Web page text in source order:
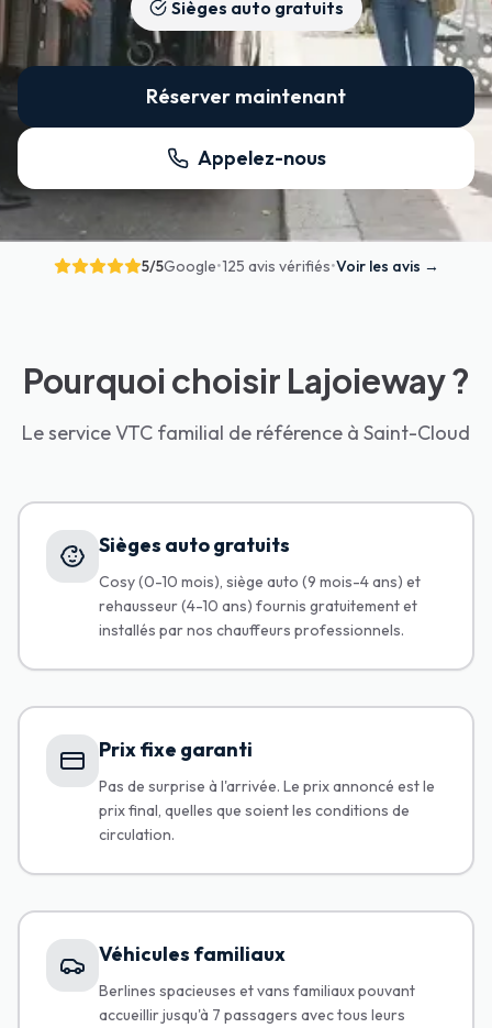
Sièges auto gratuits
Réserver maintenant
Appelez-nous
5/5Google•125 avis vérifiés•Voir les avis →
Pourquoi choisir Lajoieway ?
Le service VTC familial de référence à Saint-Cloud
Sièges auto gratuits
Cosy (0-10 mois), siège auto (9 mois-4 ans) et
rehausseur (4-10 ans) fournis gratuitement et
installés par nos chauffeurs professionnels.
Prix fixe garanti
Pas de surprise à l'arrivée. Le prix annoncé est le
prix final, quelles que soient les conditions de
circulation.
Véhicules familiaux
Berlines spacieuses et vans familiaux pouvant
accueillir jusqu'à 7 passagers avec tous leurs